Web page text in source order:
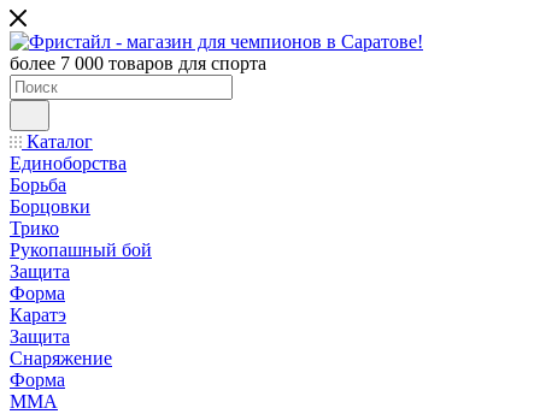
более 7 000 товаров для спорта
Каталог
Единоборства
Борьба
Борцовки
Трико
Рукопашный бой
Защита
Форма
Каратэ
Защита
Снаряжение
Форма
ММА